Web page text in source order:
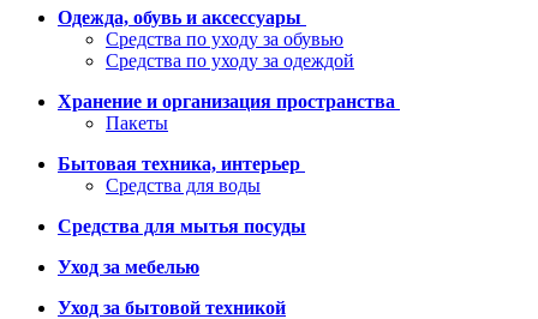
Одежда, обувь и аксессуары
Средства по уходу за обувью
Средства по уходу за одеждой
Хранение и организация пространства
Пакеты
Бытовая техника, интерьер
Средства для воды
Средства для мытья посуды
Уход за мебелью
Уход за бытовой техникой